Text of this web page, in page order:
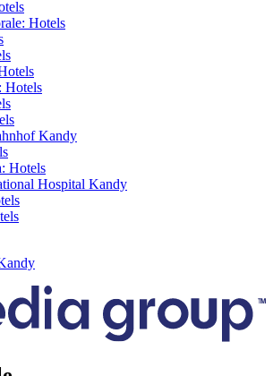
Hotels
Hotels
Kandy
Hotels
Hospital Kandy